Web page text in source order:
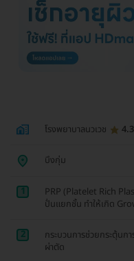
โรงพยาบาลนวเวช 4.3
บึงกุ่ม
1
PRP (Platelet Rich
ปั่นแยกชั้น ทำให้เกิด
2
กระบวนการช่วยกระตุ้นก
ผ่าตัด